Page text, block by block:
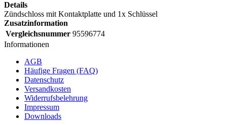
Details
Zündschloss mit Kontaktplatte und 1x Schlüssel
Zusatzinformation
Vergleichsnummer 95596774
Informationen
AGB
Häufige Fragen (FAQ)
Datenschutz
Versandkosten
Widerrufsbelehrung
Impressum
Downloads